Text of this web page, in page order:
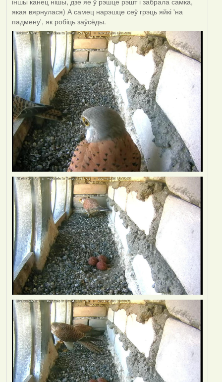
якая вярнулася) А самец нарэшце сеў грэць яйкі 'на
падмену', як робіць заўсёды.